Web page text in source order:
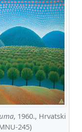
, 1960., Hrvatski
245)